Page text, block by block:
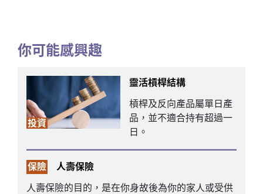
你可能感興趣
投資
靈活槓桿結構
槓桿及反向產品屬單日產
品，並不適合持有超過一
日。
保險
人壽保險
人壽保險的目的，是在你身故後為你的家人或受供